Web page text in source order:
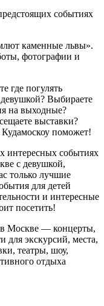
событиях
каменные львы».
фотографии и
где погулять
Выбираете
на выходные?
выставки?
Кудамоскоу поможет!
интересных событиях
с девушкой,
только лучшие
для детей
и интересные
посетить!
Москве — концерты,
для экскурсий, места,
театры, шоу,
отдыха